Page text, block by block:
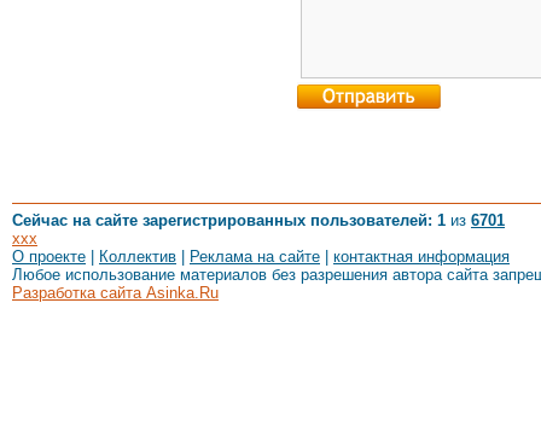
Сейчас на сайте зарегистрированных пользователей: 1 из 6701
xxx
О проекте
Коллектив Реклама на сайте
контактная информация
Любое использование материалов без разрешения автора сайта
Разработка сайта Asinka.Ru